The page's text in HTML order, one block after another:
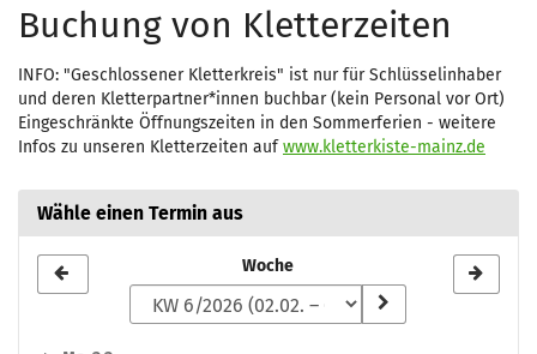
Buchung von Kletterzeiten
INFO: "Geschlossener Kletterkreis" ist nur für Schlüsselinhaber
und deren Kletterpartner*innen buchbar (kein Personal vor Ort)
Eingeschränkte Öffnungszeiten in den Sommerferien - weitere
Infos zu unseren Kletterzeiten aufwww.kletterkiste-mainz.de
Wähle einen Termin aus
zur
Woche